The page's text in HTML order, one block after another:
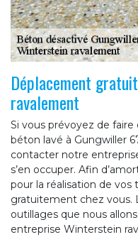
Déplacement
ravalement
Si vous prévoyez de
béton lavé à Gungwiller
contacter notre
s’en occuper. Afin
pour la réalisation de vos
gratuitement chez vous.
outillages que nous
entreprise Winterstein